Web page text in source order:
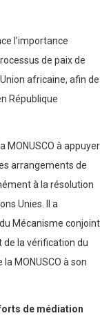
l’importance
de paix de
africaine, afin de
République
MONUSCO à appuyer
arrangements de
à la résolution
Unies. Il a
Mécanisme conjoint
de la vérification du
MONUSCO à son
de médiation